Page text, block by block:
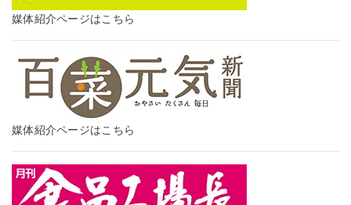
媒体紹介ページはこちら
媒体紹介ページはこちら